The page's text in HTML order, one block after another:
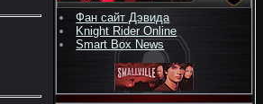
Фан сайт Дэвида
Knight Rider Online
Smart Box News